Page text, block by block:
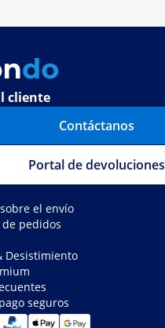
cliente
Contáctanos
Portal de devoluciones
el envío
pedidos
Desistimiento
seguros